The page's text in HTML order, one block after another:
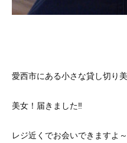
愛西市にある小さな貸し切り
美女！届きました‼
レジ近くでお会いできますよ～